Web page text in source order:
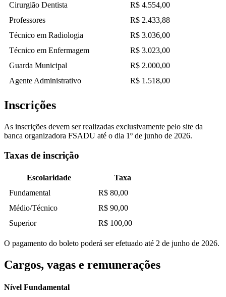
Cirurgião Dentista
R$ 4.554,00
Professores
R$ 2.433,88
Técnico em Radiologia
R$ 3.036,00
Técnico em Enfermagem
R$ 3.023,00
Guarda Municipal
R$ 2.000,00
Agente Administrativo
R$ 1.518,00
Inscrições
As inscrições devem ser realizadas exclusivamente pelo site da
banca organizadora FSADU até o dia 1º de junho de 2026.
Taxas de inscrição
Escolaridade
Taxa
Fundamental
R$ 80,00
Médio/Técnico
R$ 90,00
Superior
R$ 100,00
O pagamento do boleto poderá ser efetuado até 2 de junho de 2026.
Cargos, vagas e remunerações
Nível Fundamental